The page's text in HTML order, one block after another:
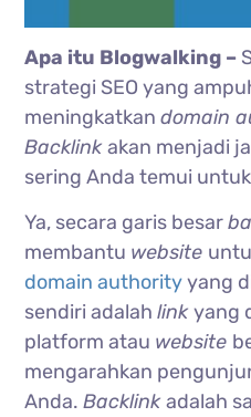
Apa itu Blogwalking –
strategi SEO yang
meningkatkandomain
Backlinkakan menjadi
sering Anda temui
Ya, secara garis besar
membantu website
domain authorityyang
sendiri adalahlinkyang
platform atau website
mengarahkan
Anda.Backlinkadalah